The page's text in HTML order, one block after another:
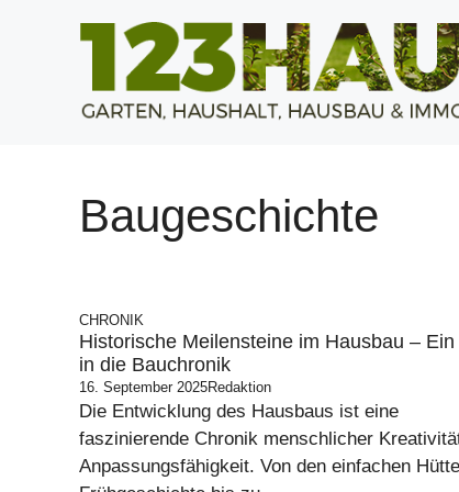
Baugeschichte
CHRONIK
Historische Meilensteine im Hausbau –
in die Bauchronik
16. September 2025Redaktion
Die Entwicklung des Hausbaus ist eine
faszinierende Chronik menschlicher
Anpassungsfähigkeit. Von den einfachen